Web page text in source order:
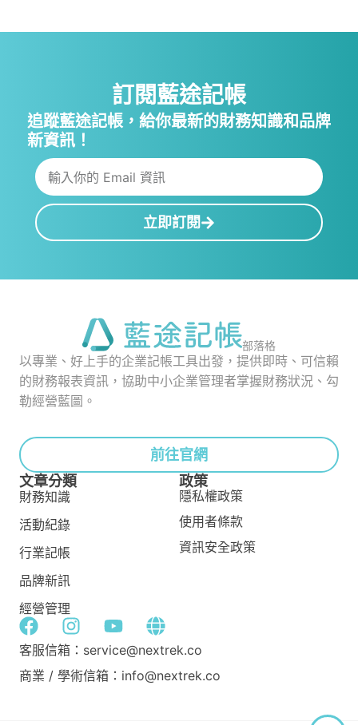
訂閱藍途記帳
追蹤藍途記帳，給你最新的財務知識和品牌
新資訊！
立即訂閱
部落格
以專業、好上手的企業記帳工具出發，提供即時、可信賴
的財務報表資訊，協助中小企業管理者掌握財務狀況、勾
勒經營藍圖。
前往官網
文章分類
財務知識
活動紀錄
行業記帳
品牌新訊
經營管理
政策
隱私權政策
使用者條款
資訊安全政策
客服信箱：service@nextrek.co
商業 / 學術信箱：info@nextrek.co